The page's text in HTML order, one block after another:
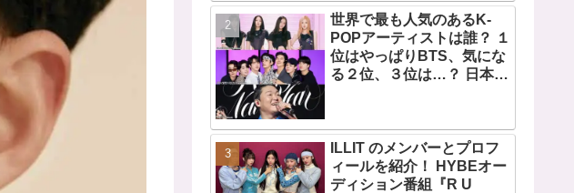
世界で最も人気のあるK-
POPアーティストは誰？ １
位はやっぱりBTS、気にな
る２位、３位は…？ 日本の
の個性あふれるデータに注
目殺到
ILLIT のメンバーとプロフ
ィールを紹介！ HYBEオー
ディション番組『R U